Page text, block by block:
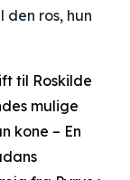
den ros, hun
til Roskilde
mulige
kone – En